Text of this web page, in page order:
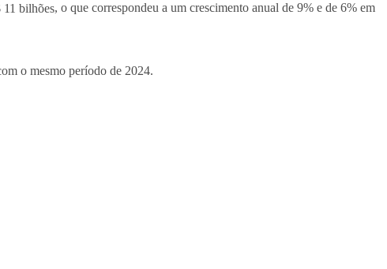
11 bilhões, o que correspondeu a um crescimento anual de 9% e de 6% em
o mesmo período de 2024.